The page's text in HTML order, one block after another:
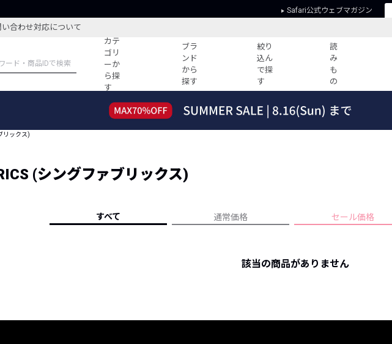
Safari公式ウェブマガジン
合わせ対応について
カテ
ゴリ
ーか
ら探
す
ブラ
ンド
から
探す
絞り
込ん
で探
す
読
み
も
の
特集記事
コーディネート
すべての記事
ーデ紹介
HOTなコーデ TOP20
人気記事ランキング
フォーカスブランド
プライバシーポリシー
リックス)
(シングファブリックス)
すべて 通常価格 セール価格
該当の商品がありません